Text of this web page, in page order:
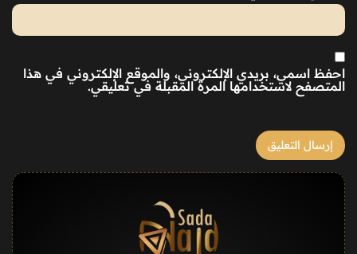
احفظ اسمي، بريدي الإلكتروني، والموقع الإلكتروني في هذا
المتصفح لاستخدامها المرة المقبلة في تعليقي.